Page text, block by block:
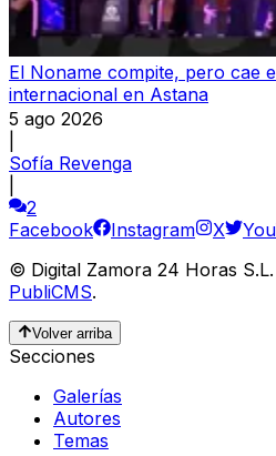
El Noname compite, pero cae
internacional en Astana
5 ago 2026
Sofía Revenga
2
Facebook
Instagram X
© Digital Zamora 24 Horas S.L.
PubliCMS.
Volver arriba
Secciones
Galerías
Autores
Temas